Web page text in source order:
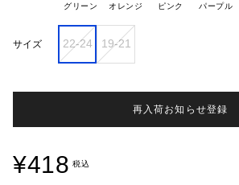
グリーン オレンジ ピンク パープル
サイズ 22-24 19-21
再入荷お知らせ登録
¥418 税込